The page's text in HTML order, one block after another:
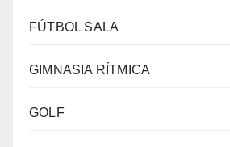
FÚTBOL SALA
GIMNASIA RÍTMICA
GOLF